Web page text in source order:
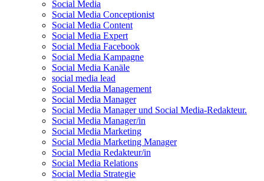
Social Media
Social Media Conceptionist
Social Media Content
Social Media Expert
Social Media Facebook
Social Media Kampagne
Social Media Kanäle
social media lead
Social Media Management
Social Media Manager
Social Media Manager und Social Media-Redakteur.
Social Media Manager/in
Social Media Marketing
Social Media Marketing Manager
Social Media Redakteur/in
Social Media Relations
Social Media Strategie